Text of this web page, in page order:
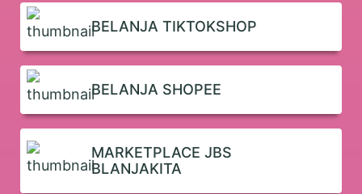
BELANJA TIKTOKSHOP
BELANJA SHOPEE
MARKETPLACE JBS
BLANJAKITA